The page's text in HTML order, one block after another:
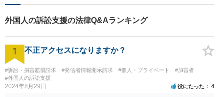
外国人の訴訟支援の法律Q&Aランキング
1 不正アクセスになりますか？
#訴訟・損害賠償請求 #発信者情報開示請求 #個人・プライベート
#加害者
#外国人の訴訟支援
2024年8月29日 役にたった 4